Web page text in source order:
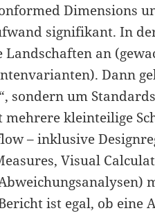
Dimensions
signifikant. In
an
Dann
sondern um Standards
mehrere kleinteilige
– inklusive
Visual
ist egal, ob eine